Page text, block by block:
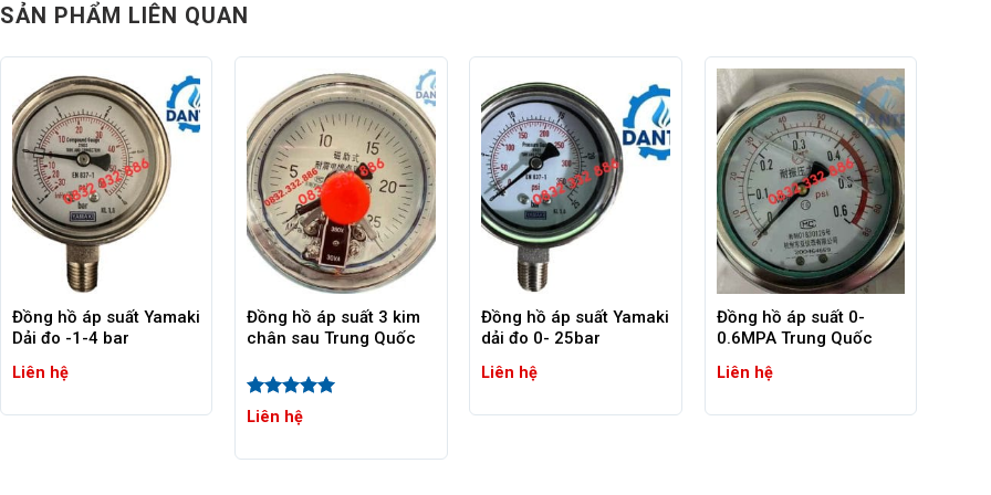
4. Ngành thực phẩm và đồ uống
Đồng hồ đo áp suất Unijin P254 cũng được sử dụng rộng rãi trong ngành công nghiệp thực phẩm và đồ uống, nơi việc
đo lường áp suất chính xác là cần thiết để đảm bảo chất lượng sản phẩm và tuân thủ các tiêu chuẩn vệ sinh an toàn
thực phẩm. Sản phẩm này phù hợp với các ứng dụng từ sản xuất đồ uống có ga, chế biến thực phẩm cho đến đóng gói
và bảo quản.
SẢN PHẨM LIÊN QUAN
Đồng hồ áp suất Yamaki
Dải đo -1-4 bar
Liên hệ
Đồng hồ áp suất 3 kim
chân sau Trung Quốc
Được xếp
55
Liên hệ
Đồng hồ áp suất Yamaki
dải đo 0- 25bar
Liên hệ
Đồng hồ áp suất 0-
0.6MPA Trung Quốc
Liên hệ